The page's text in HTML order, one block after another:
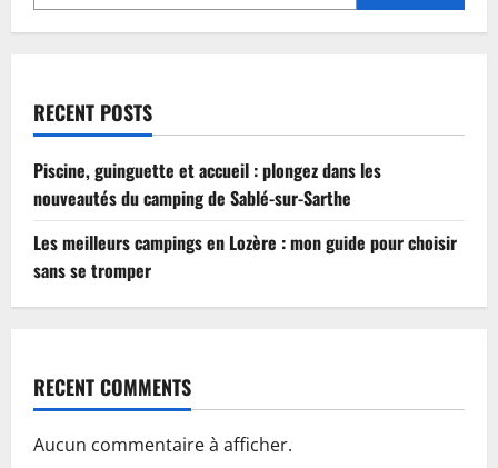
choisir
sans
RECENT POSTS
Piscine, guinguette et accueil : plongez dans les
nouveautés du camping de Sablé-sur-Sarthe
Les meilleurs campings en Lozère : mon guide pour choisir
sans se tromper
RECENT COMMENTS
Aucun commentaire à afficher.